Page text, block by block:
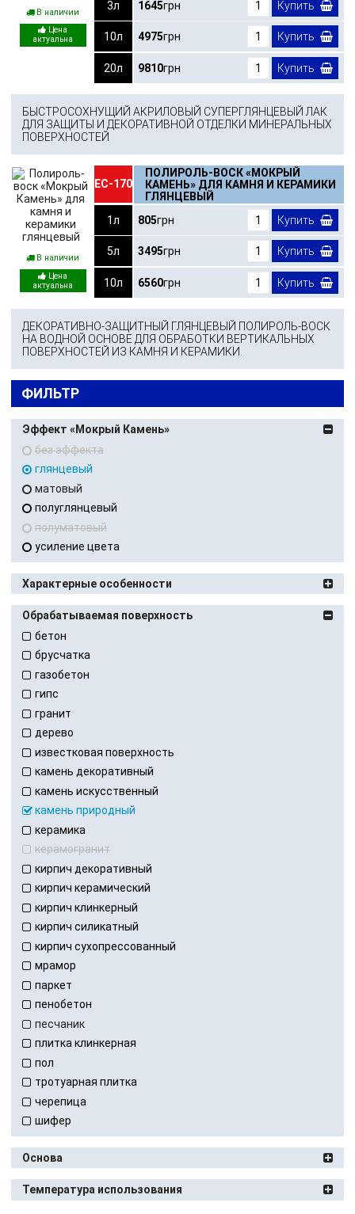
В наличии
3л 1645грн Купить
10л 4975грн Купить
20л 9810грн Купить
БЫСТРОСОХНУЩИЙ АКРИЛОВЫЙ СУПЕРГЛЯНЦЕВЫЙ ЛАК
ДЛЯ ЗАЩИТЫ И ДЕКОРАТИВНОЙ ОТДЕЛКИ МИНЕРАЛЬНЫХ
ПОВЕРХНОСТЕЙ
В наличии
ЕС-170
ПОЛИРОЛЬ-ВОСК «МОКРЫЙ
КАМЕНЬ» ДЛЯ КАМНЯ И КЕРАМИКИ
ГЛЯНЦЕВЫЙ
1л
805грн Купить
5л 3495грн Купить
10л 6560грн Купить
ДЕКОРАТИВНО-ЗАЩИТНЫЙ ГЛЯНЦЕВЫЙ ПОЛИРОЛЬ-ВОСК
НА ВОДНОЙ ОСНОВЕ ДЛЯ ОБРАБОТКИ ВЕРТИКАЛЬНЫХ
ПОВЕРХНОСТЕЙ ИЗ КАМНЯ И КЕРАМИКИ.
ФИЛЬТР
Эффект «Мокрый Камень»
без эффекта
глянцевый
матовый
полуглянцевый
полуматовый
усиление цвета
Характерные особенности
Обрабатываемая поверхность
бетон
брусчатка
газобетон
гипс
гранит
дерево
известковая поверхность
камень декоративный
камень искусственный
камень природный
керамика
керамогранит
кирпич декоративный
кирпич керамический
кирпич клинкерный
кирпич силикатный
кирпич сухопрессованный
мрамор
паркет
пенобетон
песчаник
плитка клинкерная
пол
тротуарная плитка
черепица
шифер
Основа
Температура использования